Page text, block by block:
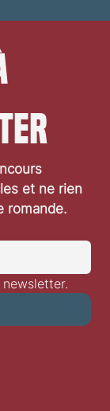
et ne rien
romande.